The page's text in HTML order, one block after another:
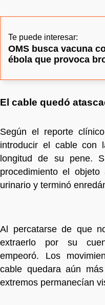
Te puede interesar:
OMS busca vacuna
ébola que provoca
El cable quedó
Según el reporte
introducir el cable con
longitud de su pene.
procedimiento el
urinario y terminó
Al percatarse de que
extraerlo por su
empeoró. Los
cable quedara aún
extremos permanecían